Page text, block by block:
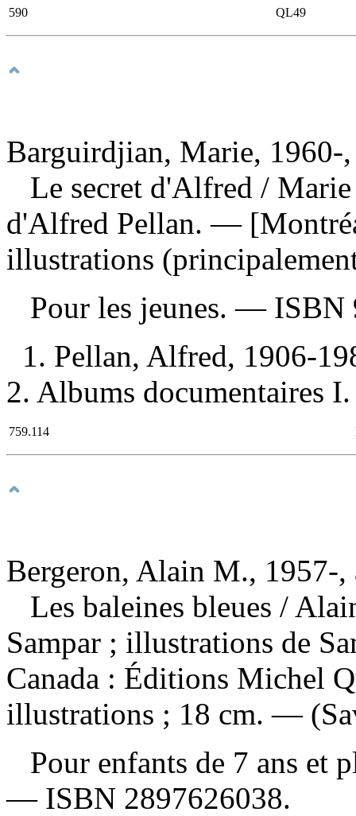
590 QL49
Barguirdjian, Marie, 1960-,
Le secret d'Alfred /
d'Alfred Pellan. —
illustrations
Pour les jeunes. — ISBN
1. Pellan, Alfred, 1906-
2. Albums documentaires
759.114
Bergeron, Alain M., 1957-,
Les baleines bleues /
Sampar ; illustrations de
Canada : Éditions Michel
illustrations ; 18 cm. —
Pour enfants de 7 ans et
— ISBN 2897626038.